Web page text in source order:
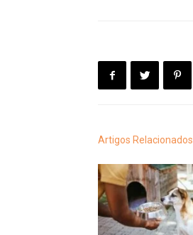
Artigos Relacionados